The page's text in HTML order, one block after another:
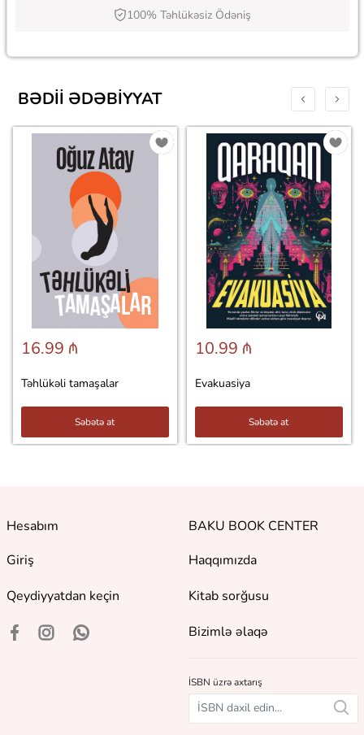
100% Təhlükəsiz Ödəniş
BƏDII ƏDƏBIYYAT
16.99 ₼
Təhlükəli tamaşalar
Səbətə at
10.99 ₼
Evakuasiya
Səbətə at
Hesabım
Giriş
Qeydiyyatdan keçin
BAKU BOOK CENTER
Haqqımızda
Kitab sorğusu
Bizimlə əlaqə
İSBN üzrə axtarış